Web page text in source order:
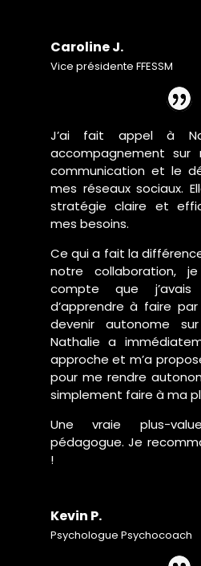
Caroline J.
Vice présidente FFESSM
J’ai fait appel à
accompagnement
communication et le
mes réseaux sociaux.
stratégie claire et
mes besoins.
Ce qui a fait la
notre collaboration,
compte que
d’apprendre à faire
devenir autonome
Nathalie a
approche et m’a
pour me rendre
simplement faire à ma
Une vraie plus-
pédagogue. Je
!
Kevin P.
Psychologue Psychocoach